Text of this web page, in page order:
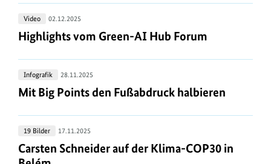
(UNEA-
7)Highlights
vom
AI
Hub
Forum
Video 02.12.2025
Highlights vom Green-AI Hub Forum
Highlights vom Green-AI Hub Forum
Mit
Big
den
Fußabdruck
halbieren
Infografik 28.11.2025
Mit Big Points den Fußabdruck halbieren
Mit Big Points den Fußabdruck halbieren
Carsten
Schneider
auf
19 Bilder 17.11.2025
Carsten Schneider auf der Klima-COP30 in Belém
Carsten Schneider auf der Klima-COP30 in